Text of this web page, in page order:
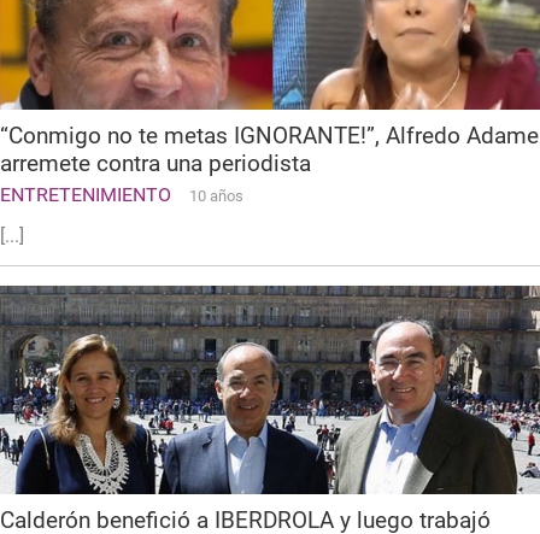
“Conmigo no te metas IGNORANTE!”, Alfredo Adame
arremete contra una periodista
ENTRETENIMIENTO 10 años
[...]
Calderón benefició a IBERDROLA y luego trabajó